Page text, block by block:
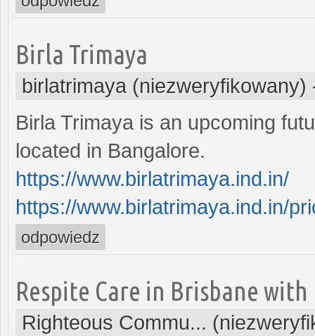
Birla Trimaya
birlatrimaya (niezweryfikowany)
Birla Trimaya is an upcoming
located in Bangalore.
https://www.birlatrimaya.ind.in/
https://www.birlatrimaya.ind.in/
odpowiedz
Respite Care in Brisbane
Righteous Commu...